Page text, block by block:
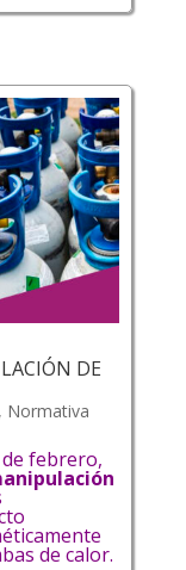
DE
Normativa
de febrero,
de calor.